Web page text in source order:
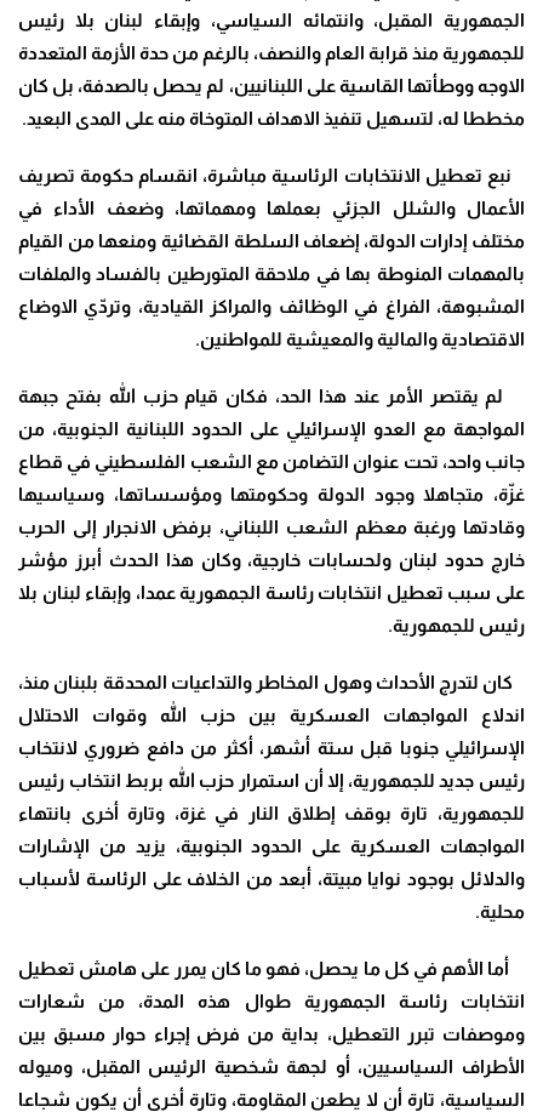
الجمهورية المقبل، وانتمائه السياسي، وإبقاء لبنان بلا رئيس
للجمهورية منذ قرابة العام والنصف، بالرغم من حدة الأزمة المتعددة
الاوجه ووطأتها القاسية على اللبنانيين، لم يحصل بالصدفة، بل كان
مخططا له، لتسهيل تنفيذ الاهداف المتوخاة منه على المدى البعيد.
نبع تعطيل الانتخابات الرئاسية مباشرة، انقسام حكومة تصريف
الأعمال والشلل الجزئي بعملها ومهماتها، وضعف الأداء في
مختلف إدارات الدولة، إضعاف السلطة القضائية ومنعها من القيام
بالمهمات المنوطة بها في ملاحقة المتورطين بالفساد والملفات
المشبوهة، الفراغ في الوظائف والمراكز القيادية، وتردّي الاوضاع
الاقتصادية والمالية والمعيشية للمواطنين.
‎ لم يقتصر الأمر عند هذا الحد، فكان قيام حزب الله بفتح جبهة
المواجهة مع العدو الإسرائيلي على الحدود اللبنانية الجنوبية، من
جانب واحد، تحت عنوان التضامن مع الشعب الفلسطيني في قطاع
غزّة، متجاهلا وجود الدولة وحكومتها ومؤسساتها، وسياسيها
وقادتها ورغبة معظم الشعب اللبناني، برفض الانجرار إلى الحرب
خارج حدود لبنان ولحسابات خارجية، وكان هذا الحدث أبرز مؤشر
على سبب تعطيل انتخابات رئاسة الجمهورية عمدا، وإبقاء لبنان بلا
رئيس للجمهورية.
كان لتدرج الأحداث وهول المخاطر والتداعيات المحدقة بلبنان منذ،
اندلاع المواجهات العسكرية بين حزب الله وقوات الاحتلال
الإسرائيلي جنوبا قبل ستة أشهر، أكثر من دافع ضروري لانتخاب
رئيس جديد للجمهورية، إلا أن استمرار حزب الله بربط انتخاب رئيس
للجمهورية، تارة بوقف إطلاق النار في غزة، وتارة أخرى بانتهاء
المواجهات العسكرية على الحدود الجنوبية، يزيد من الإشارات
والدلائل بوجود نوايا مبيتة، أبعد من الخلاف على الرئاسة لأسباب
محلية.
‎ أما الأهم في كل ما يحصل، فهو ما كان يمرر على هامش تعطيل
انتخابات رئاسة الجمهورية طوال هذه المدة، من شعارات
وموصفات تبرر التعطيل، بداية من فرض إجراء حوار مسبق بين
الأطراف السياسيين، أو لجهة شخصية الرئيس المقبل، وميوله
السياسية، تارة أن لا يطعن المقاومة، وتارة أخرى أن يكون شجاعا